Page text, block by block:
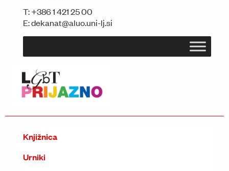
T:+386 1 421 25 00
E:dekanat@aluo.uni-lj.si
Knjižnica
Urniki